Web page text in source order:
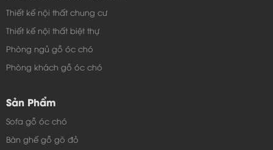
Thiết kế nội thất chung cư
Thiết kế nội thất biệt thự
Phòng ngủ gỗ óc chó
Phòng khách gỗ óc chó
Sản Phẩm
Sofa gỗ óc chó
Bàn ghế gỗ gõ đỏ